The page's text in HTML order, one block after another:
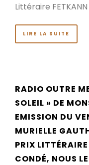
Littéraire FETKANN
LIRE LA SUITE
RADIO OUTRE
SOLEIL » DE
EMISSION DU
MURIELLE
PRIX
CONDÉ, NOUS